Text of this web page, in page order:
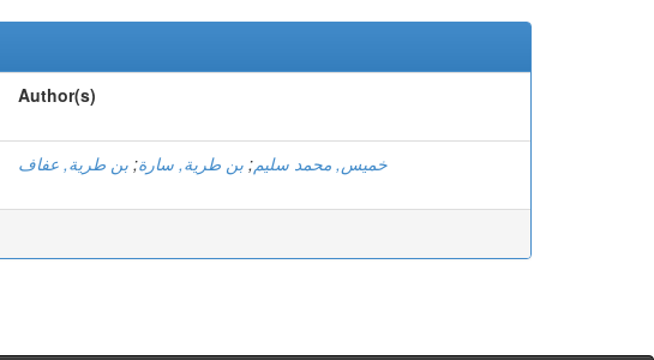
Author(s)
خميس, محمد سليم; بن طرية, سارة; بن طرية, عفاف